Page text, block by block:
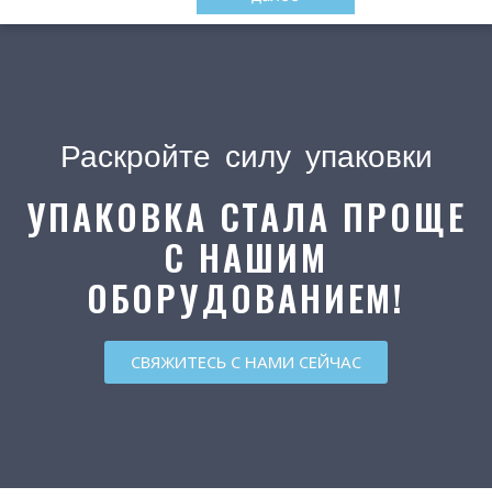
Раскройте силу упаковки
УПАКОВКА СТАЛА ПРОЩЕ
С НАШИМ
ОБОРУДОВАНИЕМ!
СВЯЖИТЕСЬ С НАМИ СЕЙЧАС